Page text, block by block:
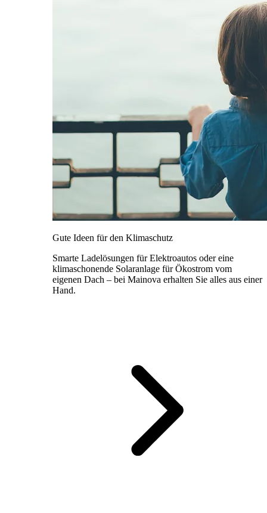
Gute Ideen für den Klimaschutz
Smarte Ladelösungen für Elektroautos oder eine
klimaschonende Solaranlage für Ökostrom vom
eigenen Dach – bei Mainova erhalten Sie alles aus einer
Hand.